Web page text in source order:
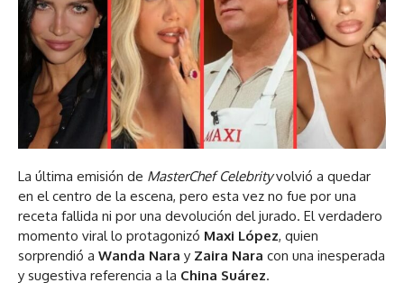
La última emisión de MasterChef Celebrityvolvió a quedar
en el centro de la escena, pero esta vez no fue por una
receta fallida ni por una devolución del jurado. El verdadero
momento viral lo protagonizó Maxi López, quien
sorprendió a Wanda Nara y Zaira Nara con una inesperada
y sugestiva referencia a la China Suárez.